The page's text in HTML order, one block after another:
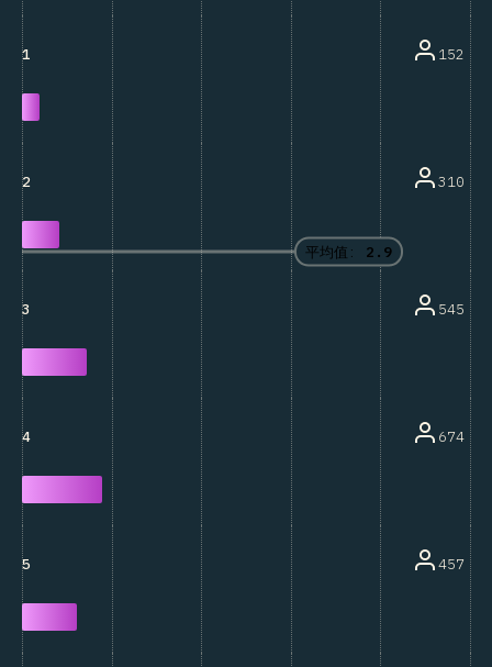
平均值: 2.9
1 152
2 310
3 545
4 674
5 457